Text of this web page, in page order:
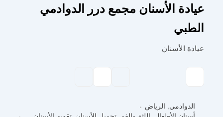
عيادة الأسنان مجمع درر الدوادمي
الطبي
عيادة الأسنان
الدوادمي, الرياض